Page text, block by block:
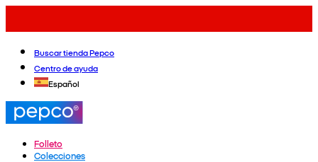
Buscar tienda Pepco
Centro de ayuda
Español
Folleto
Colecciones